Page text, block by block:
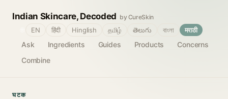
Indian Skincare, Decoded by CureSkin
Ask Ingredients Guides Products
Concerns
Combine
EN हिंदी Hinglish தமிழ் తెలుగు বাংলা मराठी
घटक